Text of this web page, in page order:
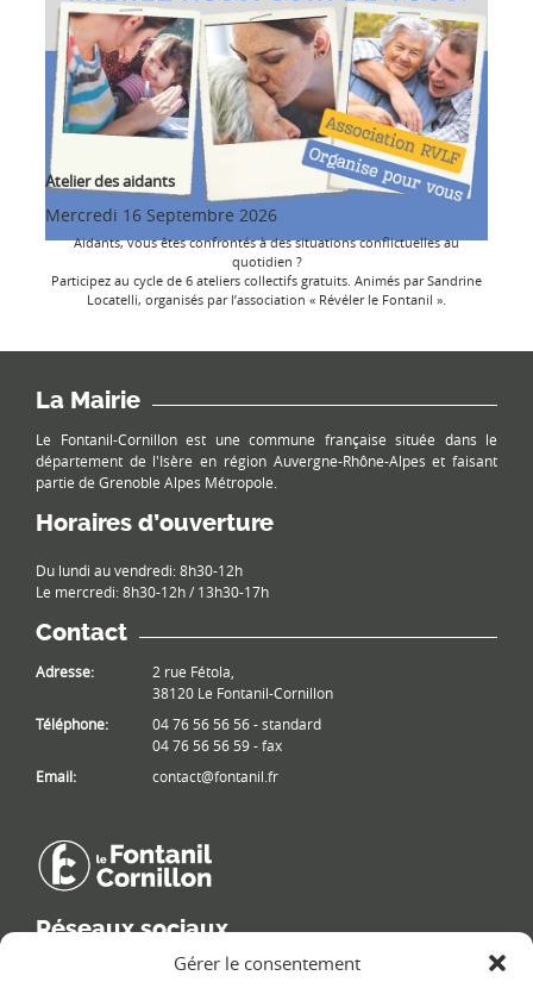
Gérer le consentement
Atelier des aidants
Mercredi 16 Septembre 2026
Aidants, vous êtes confrontés à des situations conflictuelles au
quotidien ?
Participez au cycle de 6 ateliers collectifs gratuits. Animés par Sandrine
Locatelli, organisés par l’association « Révéler le Fontanil ».
La Mairie
Le Fontanil-Cornillon est une commune française située dans le
département de l'Isère en région Auvergne-Rhône-Alpes et faisant
partie de Grenoble Alpes Métropole.
Horaires d’ouverture
Du lundi au vendredi: 8h30-12h
Le mercredi: 8h30-12h / 13h30-17h
Contact
Adresse:
2 rue Fétola,
38120 Le Fontanil-Cornillon
Téléphone:
04 76 56 56 56 - standard
04 76 56 56 59 - fax
Email:
contact@fontanil.fr
Réseaux sociaux
Retrouvez les informations de la commune sur différents réseaux